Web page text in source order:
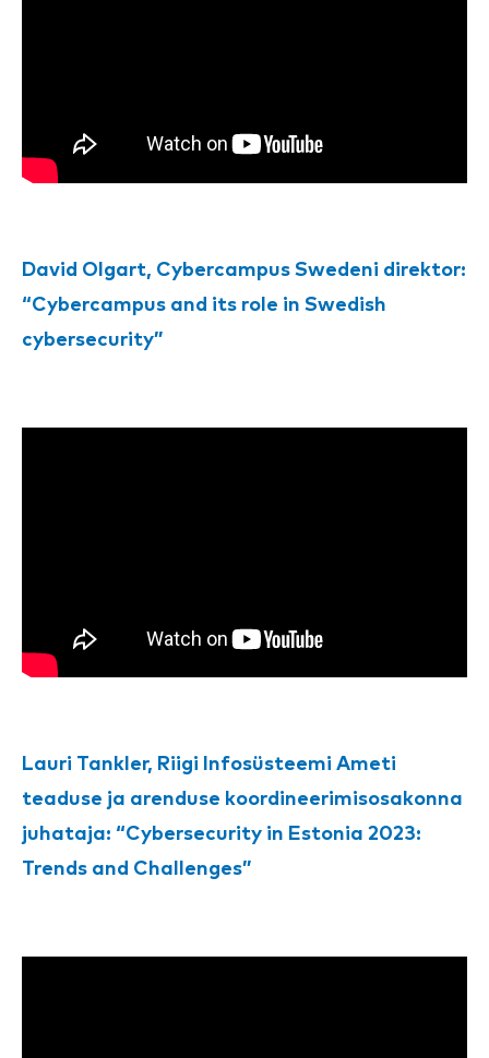
David Olgart, Cybercampus Swedeni direktor:
“Cybercampus and its role in Swedish
cybersecurity”
Lauri Tankler, Riigi Infosüsteemi Ameti
teaduse ja arenduse koordineerimisosakonna
juhataja: “Cybersecurity in Estonia 2023:
Trends and Challenges”